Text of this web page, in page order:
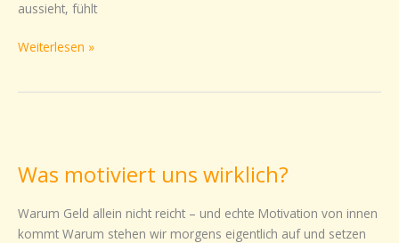
aussieht, fühlt
Weiterlesen »
Was motiviert uns wirklich?
Warum Geld allein nicht reicht – und echte Motivation von innen
kommt Warum stehen wir morgens eigentlich auf und setzen
uns